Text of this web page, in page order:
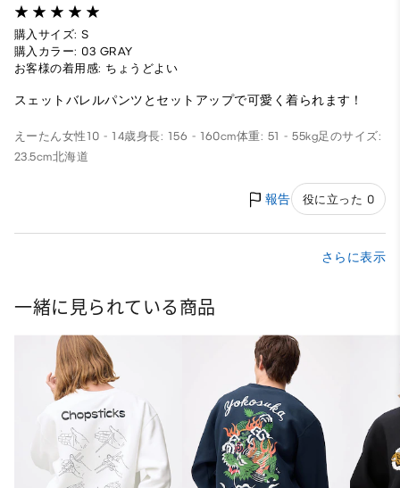
購入サイズ: S
購入カラー: 03 GRAY
お客様の着用感: ちょうどよい
スェットバレルパンツとセットアップで可愛く着られます！
えーたん女性 10 - 14歳身長: 156 - 160cm体重: 51 - 55kg足のサイズ:
23.5cm北海道
報告 役に立った 0
さらに表示
一緒に見られている商品